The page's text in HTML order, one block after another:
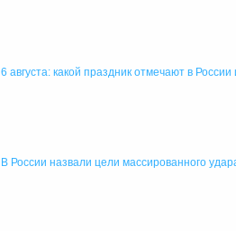
6 августа: какой праздник отмечают в
В России назвали цели массированного